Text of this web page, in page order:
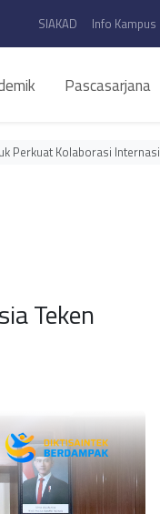
SIAKAD Info Kampus
Pascasarjana
Perkuat Kolaborasi
Teken